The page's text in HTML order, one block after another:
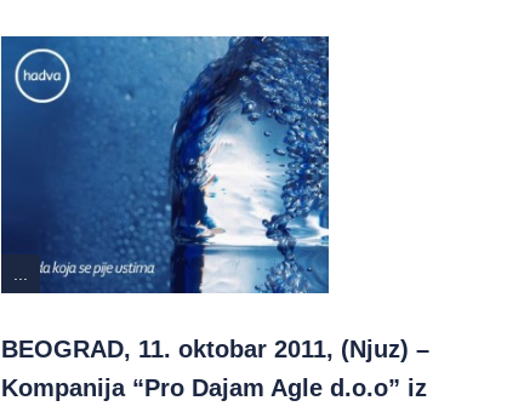
...
BEOGRAD, 11. oktobar 2011, (Njuz) –
Kompanija “Pro Dajam Agle d.o.o” iz